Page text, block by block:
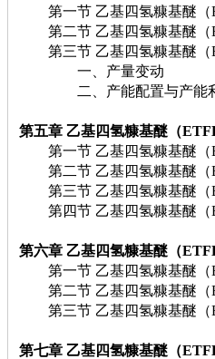
第一节 乙基四氢糠基醚（
第二节 乙基四氢糠基醚（
第三节 乙基四氢糠基醚（
一、产量变动
二、产能配置与产能利
第五章 乙基四氢糠基醚（
第一节 乙基四氢糠基醚（
第二节 乙基四氢糠基醚（
第三节 乙基四氢糠基醚（
第四节 乙基四氢糠基醚（
第六章 乙基四氢糠基醚（
第一节 乙基四氢糠基醚（
第二节 乙基四氢糠基醚（
第三节 乙基四氢糠基醚（
第七章 乙基四氢糠基醚（